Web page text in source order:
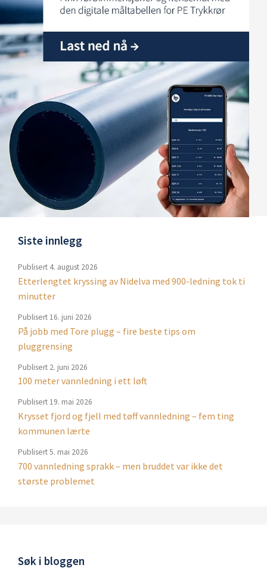
Siste innlegg
Etterlengtet kryssing av Nidelva med 900-ledning tok ti
minutter
Publisert 4. august 2026
På jobb med Tore plugg – fire beste tips om
pluggrensing
Publisert 16. juni 2026
100 meter vannledning i ett løft
Publisert 2. juni 2026
Krysset fjord og fjell med tøff vannledning – fem ting
kommunen lærte
Publisert 19. mai 2026
700 vannledning sprakk – men bruddet var ikke det
største problemet
Publisert5. mai 2026
Søk i bloggen